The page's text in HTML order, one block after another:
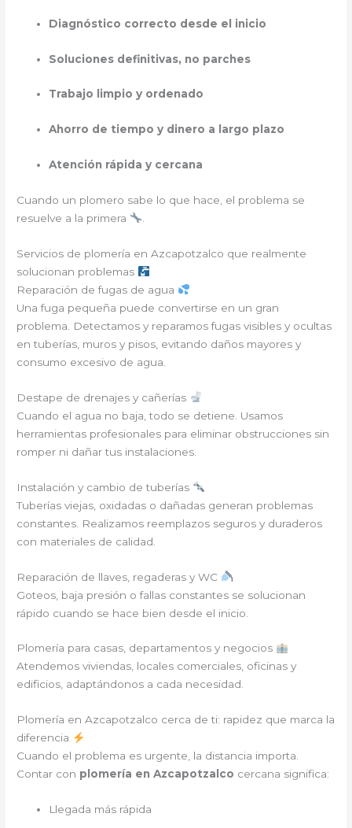
Diagnóstico correcto desde el inicio
Soluciones definitivas, no parches
Trabajo limpio y ordenado
Ahorro de tiempo y dinero a largo plazo
Atención rápida y cercana
Cuando un plomero sabe lo que hace, el problema se
resuelve a la primera
Servicios de plomería en Azcapotzalco que realmente
solucionan problemas
Reparación de fugas de agua
Una fuga pequeña puede convertirse en un gran
problema. Detectamos y reparamos fugas visibles y ocultas
en tuberías, muros y pisos, evitando daños mayores y
consumo excesivo de agua.
Destape de drenajes y cañerías
Cuando el agua no baja, todo se detiene. Usamos
herramientas profesionales para eliminar obstrucciones sin
romper ni dañar tus instalaciones.
Instalación y cambio de tuberías
Tuberías viejas, oxidadas o dañadas generan problemas
constantes. Realizamos reemplazos seguros y duraderos
con materiales de calidad.
Reparación de llaves, regaderas y WC
Goteos, baja presión o fallas constantes se solucionan
rápido cuando se hace bien desde el inicio.
Plomería para casas, departamentos y negocios
Atendemos viviendas, locales comerciales, oficinas y
edificios, adaptándonos a cada necesidad.
Plomería en Azcapotzalco cerca de ti: rapidez que marca la
diferencia
Cuando el problema es urgente, la distancia importa.
Contar con plomería en Azcapotzalco cercana significa:
Llegada más rápida